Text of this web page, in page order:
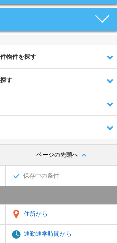
物件を探す
す
ページの先頭へ
保存中の条件
住所から
通勤通学時間から